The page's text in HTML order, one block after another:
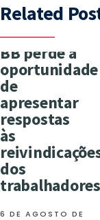
Related
BB perde a
oportunidade
de
apresentar
respostas
às
dos
trabalhadores
6 DE AGOSTO DE